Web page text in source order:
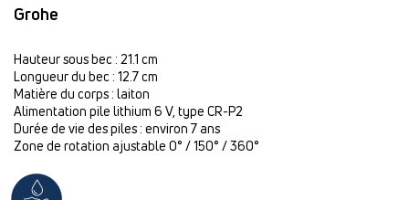
Grohe
Hauteur sous bec : 21.1 cm
Longueur du bec : 12.7 cm
Matière du corps : laiton
Alimentation pile lithium 6 V, type CR-P2
Durée de vie des piles : environ 7 ans
Zone de rotation ajustable 0° / 150° / 360°